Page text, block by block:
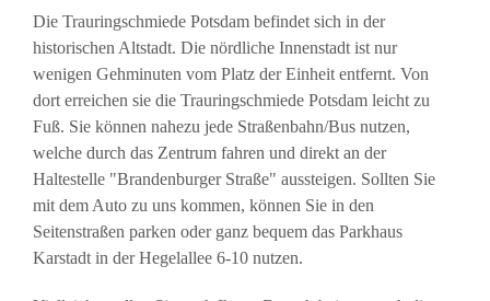
Die Trauringschmiede Potsdam befindet sich in der
historischen Altstadt. Die nördliche Innenstadt ist nur
wenigen Gehminuten vom Platz der Einheit entfernt. Von
dort erreichen sie die Trauringschmiede Potsdam leicht zu
Fuß. Sie können nahezu jede Straßenbahn/Bus nutzen,
welche durch das Zentrum fahren und direkt an der
Haltestelle "Brandenburger Straße" aussteigen. Sollten Sie
mit dem Auto zu uns kommen, können Sie in den
Seitenstraßen parken oder ganz bequem das Parkhaus
Karstadt in der Hegelallee 6-10 nutzen.